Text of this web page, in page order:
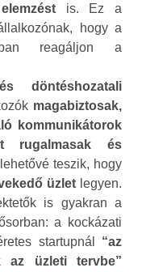
is. Ez a
hogy a
reagáljon a
döntéshozatali
magabiztosak,
kommunikátorok
rugalmasak és
teszik, hogy
üzletlegyen.
is gyakran a
a kockázati
startupnál “az
az üzleti tervbe”